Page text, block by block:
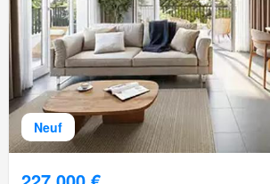
Neuf